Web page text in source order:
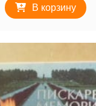
В корзину